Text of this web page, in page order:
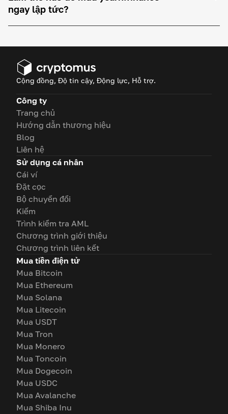
ngay lập tức?
Cộng đồng, Độ tin cậy, Động lực, Hỗ trợ.
Công ty
Trang chủ
Hướng dẫn thương hiệu
Blog
Liên hệ
Sử dụng cá nhân
Cái ví
Đặt cọc
Bộ chuyển đổi
Kiếm
Trình kiểm tra AML
Chương trình giới thiệu
Chương trình liên kết
Mua tiền điện tử
Mua Bitcoin
Mua Ethereum
Mua Solana
Mua Litecoin
Mua USDT
Mua Tron
Mua Monero
Mua Toncoin
Mua Dogecoin
Mua USDC
Mua Avalanche
Mua Shiba Inu